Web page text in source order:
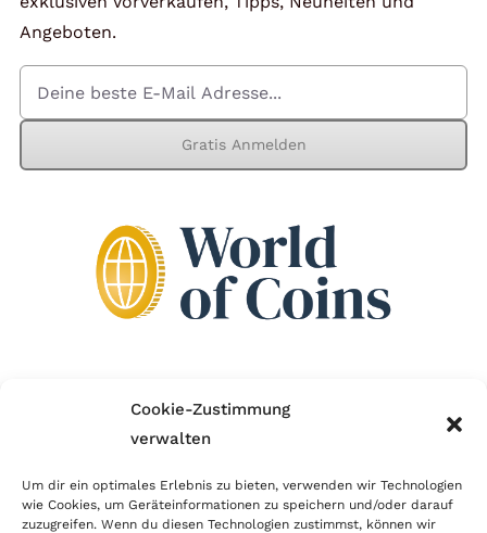
Cookie-Zustimmung
verwalten
Um dir ein optimales Erlebnis zu bieten, verwenden wir Technologien
wie Cookies, um Geräteinformationen zu speichern und/oder darauf
zuzugreifen. Wenn du diesen Technologien zustimmst, können wir
Mein Konto
Warenkorb
Angeboten.
Gratis Anmelden
Wir sind Mitglied im Händlerbund!
erfolgreichen E-Commerce ein. Auch wir sind wie
viele Onlineshops im Netz Mitglied im Händlerbund